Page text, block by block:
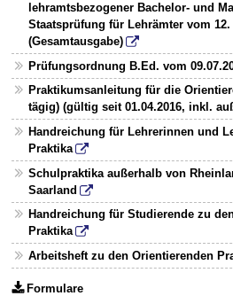
lehramtsbezogener Bachelor- und
Staatsprüfung für Lehrämter vom 12.
(Gesamtausgabe)
Prüfungsordnung B.Ed. vom
Praktikumsanleitung für die
tägig) (gültig seit 01.04.2016, inkl.
Handreichung für Lehrerinnen und
Praktika
Schulpraktika außerhalb von
Saarland
Handreichung für Studierende zu
Praktika
Arbeitsheft zu den Orientierenden
Formulare